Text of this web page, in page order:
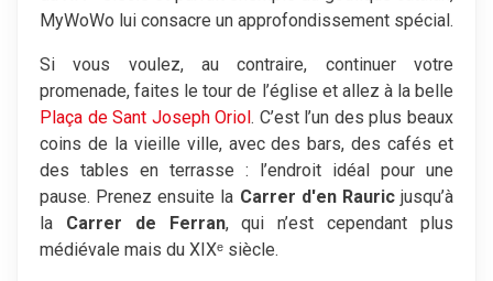
MyWoWo lui consacre un approfondissement spécial.
Si vous voulez, au contraire, continuer votre
promenade, faites le tour de l’église et allez à la belle
Plaça de Sant Joseph Oriol. C’est l’un des plus beaux
coins de la vieille ville, avec des bars, des cafés et
des tables en terrasse : l’endroit idéal pour une
pause. Prenez ensuite la Carrer d'en Rauricjusqu’à
la Carrer de Ferran, qui n’est cependant plus
médiévale mais du XIXᵉ siècle.